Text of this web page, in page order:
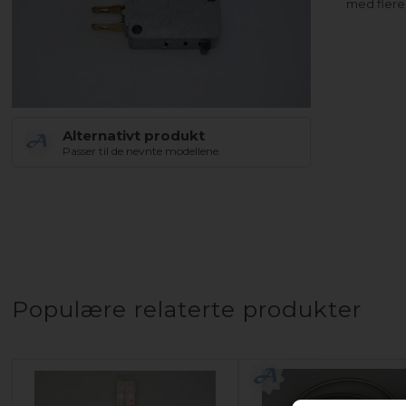
Alternativt produkt
Passer til de nevnte modellene.
med
Populære relaterte produkter